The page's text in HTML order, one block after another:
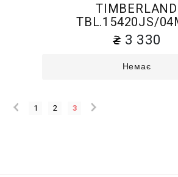
TIMBERLAND
TBL.15420JS/
3 330
Немає
1 2 3